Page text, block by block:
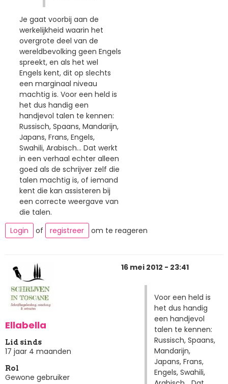
Je gaat voorbij aan de
werkelijkheid waarin het
overgrote deel van de
wereldbevolking geen Engels
spreekt, en als het wel
Engels kent, dit op slechts
een marginaal niveau
machtig is. Voor een held is
het dus handig een
handjevol talen te kennen:
Russisch, Spaans, Mandarijn,
Japans, Frans, Engels,
Swahili, Arabisch... Dat werkt
in een verhaal echter alleen
goed als de schrijver zelf die
talen machtig is, of iemand
kent die kan assisteren bij
een correcte weergave van
die talen.
Login
of registreer om te reageren
Ellabella
Lid sinds
17 jaar 4 maanden
Rol
Gewone gebruiker
16 mei 2012 - 23:41
Voor een held is
het dus handig
een handjevol
talen te kennen:
Russisch, Spaans,
Mandarijn,
Japans, Frans,
Engels, Swahili,